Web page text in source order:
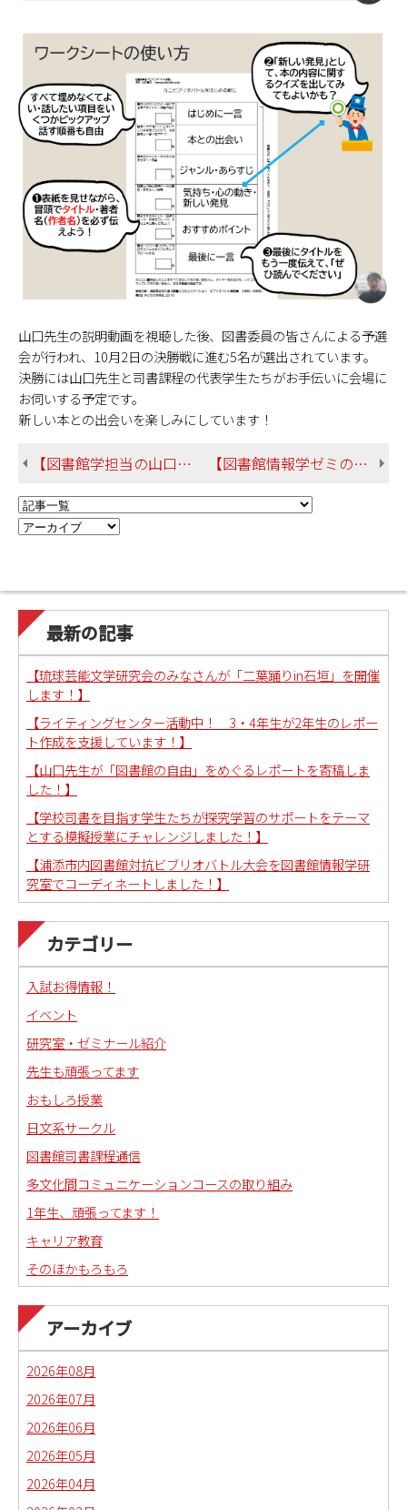
山口先生の説明動画を視聴した後、図書委員の皆さんによる予選
会が行われ、10月2日の決勝戦に進む5名が選出されています。
決勝には山口先生と司書課程の代表学生たちがお手伝いに会場に
お伺いする予定です。
新しい本との出会いを楽しみにしています！
【図書館学担当の山口先生が沖縄県立図書館にてレファレンスサービスのロールプレイ研修を担当しました】 【図書館情報学ゼミのメンバーが浦添市内の中学校のビブリオバトル大会のお手伝いに行ってきました！】
最新の記事
【琉球芸能文学研究会のみなさんが「二葉踊りin石垣」を開催
します！】
【ライティングセンター活動中！ 3・4年生が2年生のレポー
ト作成を支援しています！】
【山口先生が「図書館の自由」をめぐるレポートを寄稿しま
した！】
【学校司書を目指す学生たちが探究学習のサポートをテーマ
とする模擬授業にチャレンジしました！】
【浦添市内図書館対抗ビブリオバトル大会を図書館情報学研
究室でコーディネートしました！】
カテゴリー
入試お得情報！
イベント
研究室・ゼミナール紹介
先生も頑張ってます
おもしろ授業
日文系サークル
図書館司書課程通信
多文化間コミュニケーションコースの取り組み
1年生、頑張ってます！
キャリア教育
そのほかもろもろ
日本語教育副専攻課程通信(日本語教師)
琉球沖縄文化コースの取り組み
アーカイブ
2026年08月
2026年07月
2026年06月
2026年05月
2026年04月